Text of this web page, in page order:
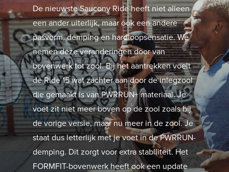
De nieuwste Saucony Ride heeft niet alleen
een ander uiterlijk, maar ook een andere
pasvorm, demping en hardloopsensatie. We
nemen deze veranderingen door van
bovenwerk tot zool. Bij het aantrekken voelt
de Ride 15 wat zachter aan door de inlegzool
die gemaakt is van PWRRUN+ materiaal. Je
voet zit niet meer boven op de zool zoals bij
de vorige versie, maar nu meer in de zool. Je
staat dus letterlijk met je voet in de PWRRUN-
demping. Dit zorgt voor extra stabiliteit. Het
FORMFIT-bovenwerk heeft ook een update